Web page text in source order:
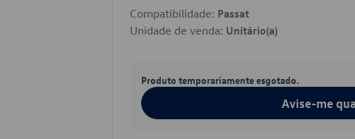
Compatibilidade: Passat
Unidade de venda: Unitário(a)
Produto temporariamente esgotado.
Avise-me